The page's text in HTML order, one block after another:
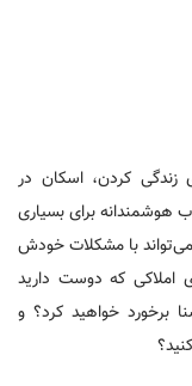
زندگی کردن، اسکان در
هوشمندانه برای بسیاری
با مشکلات خودش
املاکی که دوست دارید
برخورد خواهید کرد؟ و